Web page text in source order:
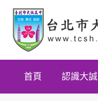
首頁 認識大誠